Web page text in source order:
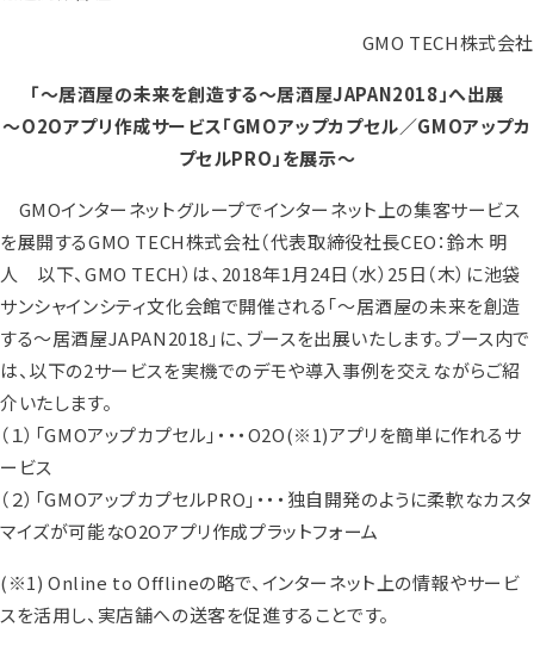
GMO TECH株式会社
「～居酒屋の未来を創造する～居酒屋JAPAN2018」へ出展
～O2Oアプリ作成サービス「GMOアップカプセル／GMOアップカ
プセルPRO」を展示～
GMOインターネットグループでインターネット上の集客サービス
を展開するGMO TECH株式会社（代表取締役社長CEO：鈴木 明
人 以下、GMO TECH）は、2018年1月24日（水）25日（木）に池袋
サンシャインシティ文化会館で開催される「～居酒屋の未来を創造
する～居酒屋JAPAN2018」に、ブースを出展いたします。ブース内で
は、以下の2サービスを実機でのデモや導入事例を交えながらご紹
介いたします。
（１）「GMOアップカプセル」・・・O2O(※1)アプリを簡単に作れるサ
ービス
（２）「GMOアップカプセルPRO」・・・独自開発のように柔軟なカスタ
マイズが可能なO2Oアプリ作成プラットフォーム
(※1) Online to Offlineの略で、インターネット上の情報やサービ
スを活用し、実店舗への送客を促進することです。